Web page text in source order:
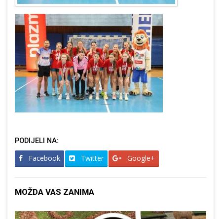
PODIJELI NA:
Facebook Twitter Google+
MOŽDA VAS ZANIMA